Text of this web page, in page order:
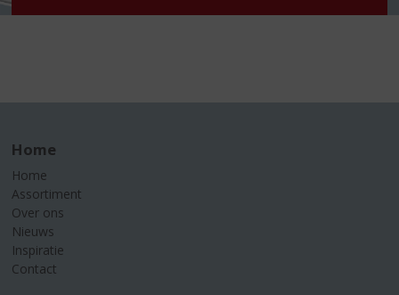
Home
Home
Assortiment
Over ons
Nieuws
Inspiratie
Contact